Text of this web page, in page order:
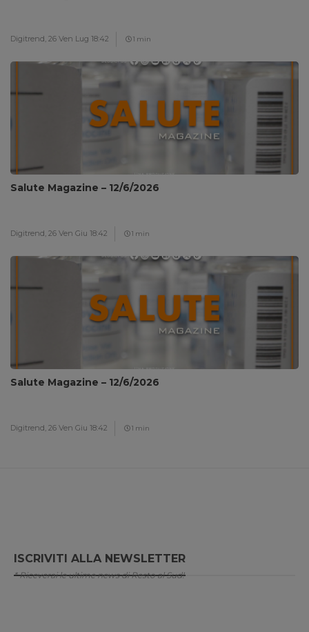
Digitrend, 26 Ven Lug 18:42 1 min
Salute Magazine – 12/6/2026
Digitrend, 26 Ven Giu 18:42 1 min
Salute Magazine – 12/6/2026
Digitrend, 26 Ven Giu 18:42 1 min
ISCRIVITI ALLA NEWSLETTER
* Riceverai le ultime news di Resto al Sud!